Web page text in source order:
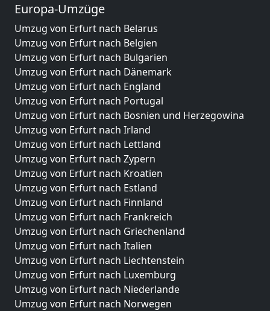
Europa-Umzüge
Umzug von Erfurt nach Belarus
Umzug von Erfurt nach Belgien
Umzug von Erfurt nach Bulgarien
Umzug von Erfurt nach Dänemark
Umzug von Erfurt nach England
Umzug von Erfurt nach Portugal
Umzug von Erfurt nach Bosnien und Herzegowina
Umzug von Erfurt nach Irland
Umzug von Erfurt nach Lettland
Umzug von Erfurt nach Zypern
Umzug von Erfurt nach Kroatien
Umzug von Erfurt nach Estland
Umzug von Erfurt nach Finnland
Umzug von Erfurt nach Frankreich
Umzug von Erfurt nach Griechenland
Umzug von Erfurt nach Italien
Umzug von Erfurt nach Liechtenstein
Umzug von Erfurt nach Luxemburg
Umzug von Erfurt nach Niederlande
Umzug von Erfurt nach Norwegen